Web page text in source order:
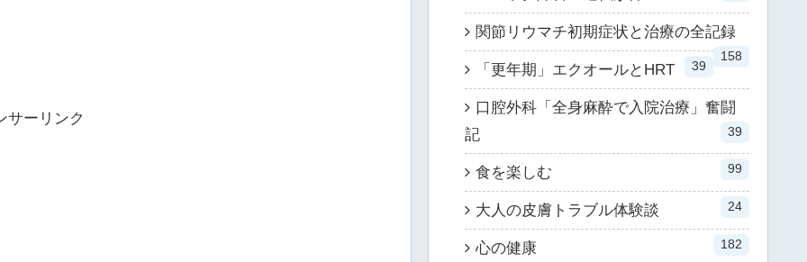
サーリンク
関節リウマチ初期症状と治療の全記録
158
「更年期」エクオールとHRT 39
口腔外科「全身麻酔で入院治療」奮闘
記
39
食を楽しむ 99
大人の皮膚トラブル体験談 24
心の健康 182